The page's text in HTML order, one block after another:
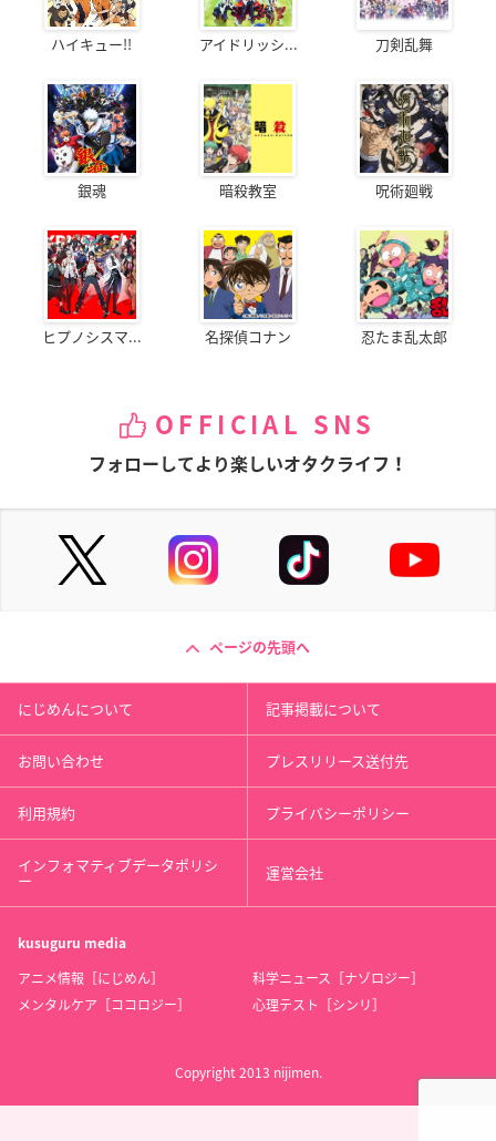
ハイキュー!! アイドリッシ... 刀剣乱舞
銀魂 暗殺教室 呪術廻戦
ヒプノシスマ... 名探偵コナン 忍たま乱太郎
OFFICIAL SNS
フォローしてより楽しいオタクライフ！
ページの先頭へ
にじめんについて 記事掲載について
お問い合わせ プレスリリース送付先
利用規約 プライバシーポリシー
インフォマティブデータポリシ
ー 運営会社
kusuguru media
アニメ情報［にじめん］
科学ニュース［ナゾロジー］
メンタルケア［ココロジー］
心理テスト［シンリ］
Copyright 2013 nijimen.